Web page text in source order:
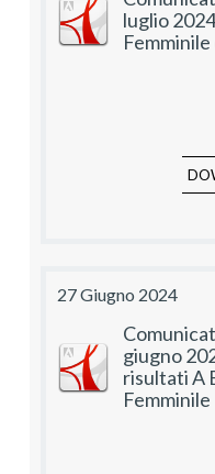
luglio
27 Giugno 2024
giugno
risultati A